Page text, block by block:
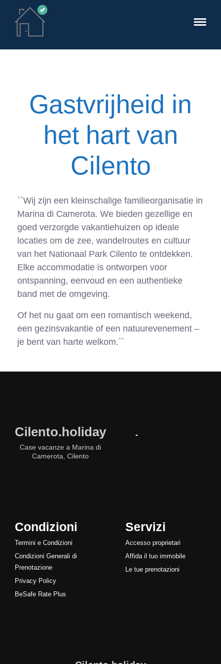
Gastvrijheid in
het hart van
Cilento
``Wij zijn een kleinschalige familieorganisatie in
Marina di Camerota. We bieden gezellige en
goed verzorgde vakantiehuizen op ideale
locaties om de zee, wandelroutes en cultuur
van het Nationaal Park Cilento te ontdekken.
Elke accommodatie is ontworpen voor
ontspanning, eenvoud en een authentieke
band met de omgeving.
Of het nu gaat om een romantisch weekend,
een gezinsvakantie of een natuurevenement –
je bent van harte welkom.``
Cilento.holiday
Case vacanze a Marina di
Camerota, Cilento
Condizioni
Termini e Condizioni
Condizioni Generali di
Prenotazione
Privacy Policy
BeSafe Rate Plus
Servizi
Accesso proprietari
Affida il tuo immobile
Le tue prenotazioni